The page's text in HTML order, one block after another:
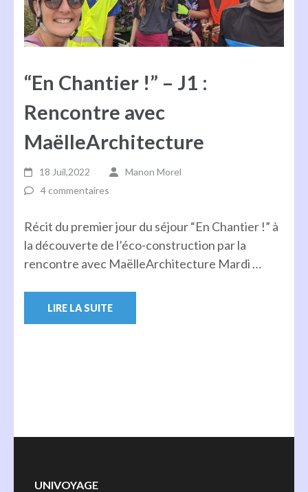
“En Chantier !” – J1 :
Rencontre avec
MaëlleArchitecture
18 Juil,2022
Manon Morel
4 commentaires
Récit du premier jour du séjour “En Chantier !” à
la découverte de l’éco-construction par la
rencontre avec MaëlleArchitecture Mardi …
LIRE LA SUITE
UNIVOYAGE